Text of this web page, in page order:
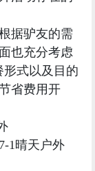
据驴友的需
也充分考虑
式以及目的
省费用开
1晴天户外